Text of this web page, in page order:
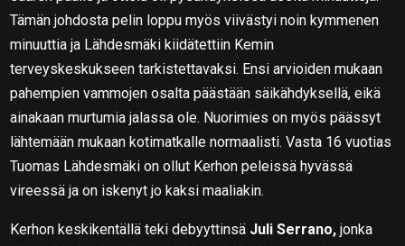
Tämän johdosta pelin loppu myös viivästyi noin kymmenen
minuuttia ja Lähdesmäki kiidätettiin Kemin
terveyskeskukseen tarkistettavaksi. Ensi arvioiden mukaan
pahempien vammojen osalta päästään säikähdyksellä, eikä
ainakaan murtumia jalassa ole. Nuorimies on myös päässyt
lähtemään mukaan kotimatkalle normaalisti. Vasta 16 vuotias
Tuomas Lähdesmäki on ollut Kerhon peleissä hyvässä
vireessä ja on iskenyt jo kaksi maaliakin.
Kerhon keskikentällä teki debyyttinsä Juli Serrano, jonka